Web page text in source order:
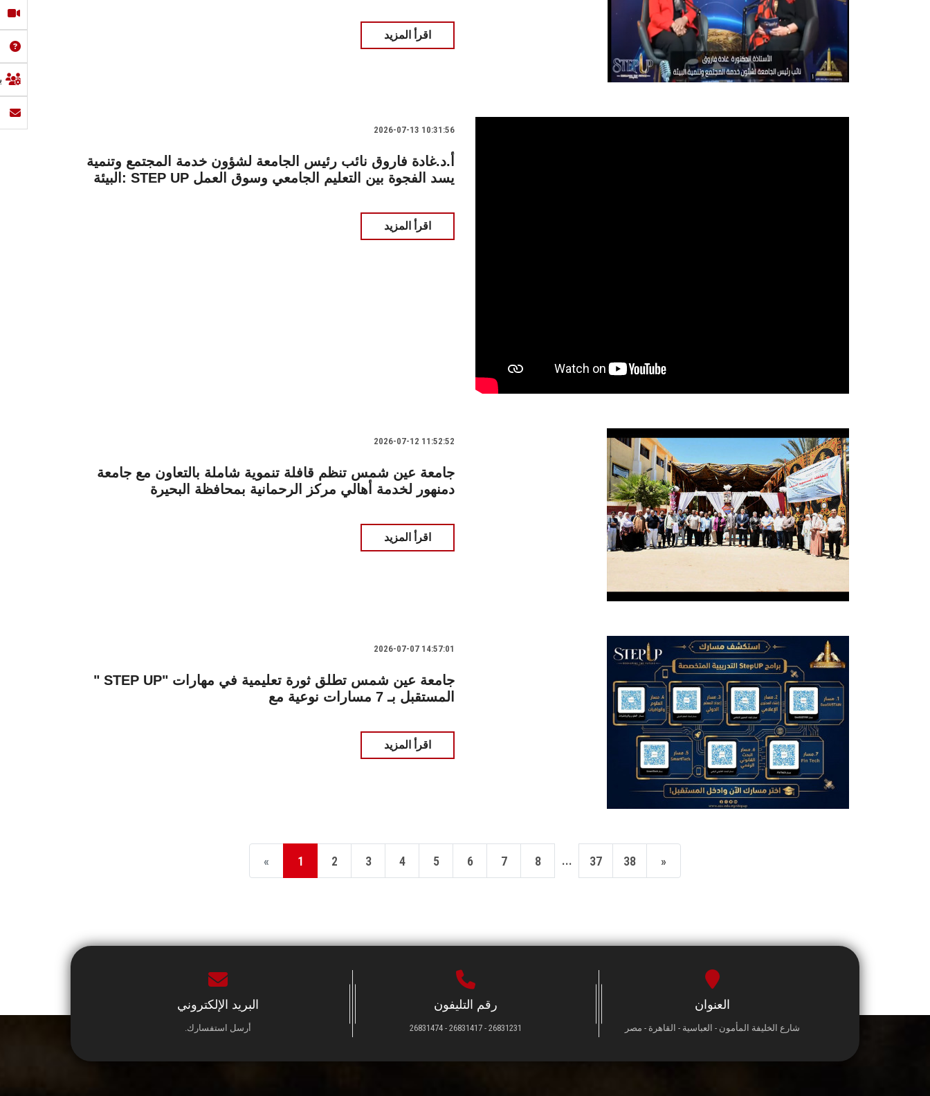
اقرأ المزيد
2026-07-13 10:31:56
أ.د.غادة فاروق نائب رئيس الجامعة لشؤون خدمة المجتمع وتنمية
البيئة: STEP UP يسد الفجوة بين التعليم الجامعي وسوق العمل
اقرأ المزيد
2026-07-12 11:52:52
جامعة عين شمس تنظم قافلة تنموية شاملة بالتعاون مع جامعة
دمنهور لخدمة أهالي مركز الرحمانية بمحافظة البحيرة
اقرأ المزيد
2026-07-07 14:57:01
" STEP UP" جامعة عين شمس تطلق ثورة تعليمية في مهارات
المستقبل بـ 7 مسارات نوعية مع
اقرأ المزيد
« 1 2 3 4 5 6 7 8 ... 37 38 »
العنوان
شارع الخليفة المأمون - العباسية - القاهرة - مصر
رقم التليفون
26831231 - 26831417 - 26831474
البريد الإلكتروني
أرسل استفسارك.